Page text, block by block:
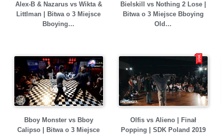
Alex-B & Nazarus vs Wikta &
Littlman | Bitwa o 3 Miejsce
Bboying…
Bielskill vs Nothing 2 Lose |
Bitwa o 3 Miejsce Bboying
Old…
Bboy Monster vs Bboy
Calipso | Bitwa o 3 Miejsce
Olfis vs Alieno | Finał
Popping | SDK Poland 2019